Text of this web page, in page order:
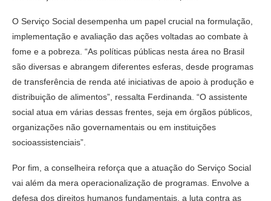
O Serviço Social desempenha um papel crucial na formulação,
implementação e avaliação das ações voltadas ao combate à
fome e a pobreza. “As políticas públicas nesta área no Brasil
são diversas e abrangem diferentes esferas, desde programas
de transferência de renda até iniciativas de apoio à produção e
distribuição de alimentos”, ressalta Ferdinanda. “O assistente
social atua em várias dessas frentes, seja em órgãos públicos,
organizações não governamentais ou em instituições
socioassistenciais”.
Por fim, a conselheira reforça que a atuação do Serviço Social
vai além da mera operacionalização de programas. Envolve a
defesa dos direitos humanos fundamentais, a luta contra as